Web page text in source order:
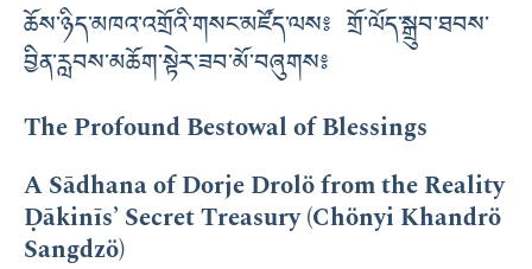
ཆོས་ཉིད་མཁའ་འགྲོའི་གསང་མཛོད་ལས༔ གྲོ་ལོད་སྒྲུབ་ཐབས་
བྱིན་རླབས་མཆོག་སྟེར་ཟབ་མོ་བཞུགས༔
The Profound Bestowal of Blessings
A Sādhana of Dorje Drolö from the Reality
Ḍākinīs’ Secret Treasury (Chönyi Khandrö
Sangdzö)